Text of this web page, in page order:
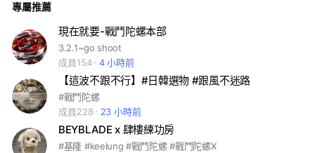
專屬推薦
現在就要-戰鬥陀螺本部
3.2.1~go shoot
成員154
4 小時前
【這波不跟不行】#日韓選物 #跟風不迷路
#戰鬥陀螺
成員228
23 小時前
BEYBLADE x 肆樓練功房
#基隆 #keelung #戰鬥陀螺 #戰鬥陀螺X